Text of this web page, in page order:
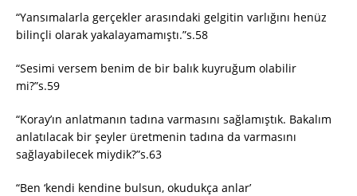
“Yansımalarla gerçekler arasındaki gelgitin varlığını henüz
bilinçli olarak yakalayamamıştı.”s.58
“Sesimi versem benim de bir balık kuyruğum olabilir
mi?”s.59
“Koray’ın anlatmanın tadına varmasını sağlamıştık. Bakalım
anlatılacak bir şeyler üretmenin tadına da varmasını
sağlayabilecek miydik?”s.63
“Ben ‘kendi kendine bulsun, okudukça anlar’